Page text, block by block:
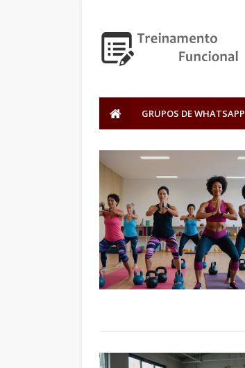
GRUPOS DE WHATSAPP